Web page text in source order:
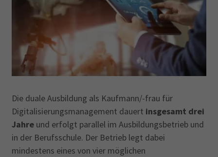
Die duale Ausbildung als Kaufmann/-frau für
Digitalisierungsmanagement dauert insgesamt drei
Jahre und erfolgt parallel im Ausbildungsbetrieb und
in der Berufsschule. Der Betrieb legt dabei
mindestens eines von vier möglichen